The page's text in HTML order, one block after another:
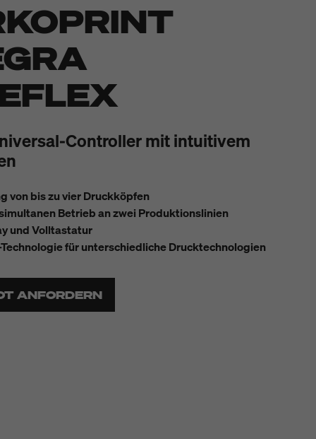
Controller mit intuitivem
von bis zu vier Druckköpfen
Betrieb an zwei Produktionslinien
und Volltastatur
für unterschiedliche Drucktechnologien
ANFORDERN